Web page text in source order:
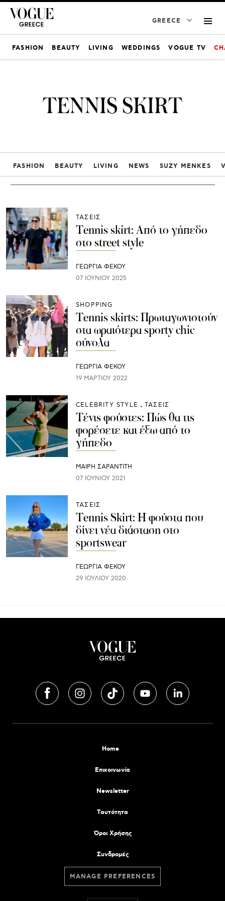
GREECE
FASHION BEAUTY LIVING WEDDINGS VOGUE TV
TENNIS SKIRT
FASHION BEAUTY LIVING NEWS SUZY MENKES
ΤΑΣΕΙΣ
Tennis skirt: Από το γήπεδο
στο street style
ΓΕΩΡΓΙΑ ΦΕΚΟΥ
07 ΙΟΥΝΊΟΥ 2025
SHOPPING
Tennis skirts: Πρωταγωνιστούν
στα ωραιότερα sporty chic
σύνολα
ΓΕΩΡΓΙΑ ΦΕΚΟΥ
19 ΜΑΡΤΊΟΥ 2022
CELEBRITY STYLE ΤΑΣΕΙΣ
Τένις φούστες: Πώς θα τις
φορέσετε και έξω από το
γήπεδο
ΜΑΊΡΗ ΣΑΡΑΝΤΊΤΗ
07 ΙΟΥΝΊΟΥ 2021
ΤΑΣΕΙΣ
Tennis Skirt: H φούστα που
δίνει νέα διάσταση στο
sportswear
ΓΕΩΡΓΙΑ ΦΕΚΟΥ
29 ΙΟΥΛΊΟΥ 2020
Home
Επικοινωνία
Newsletter
Tαυτότητα
Όροι Χρήσης
Συνδρομές
MANAGE PREFERENCES